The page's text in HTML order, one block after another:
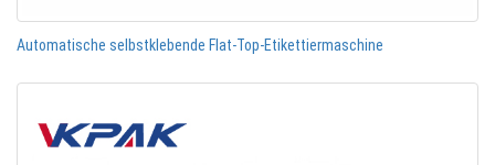
Automatische selbstklebende Flat-Top-Etikettiermaschine